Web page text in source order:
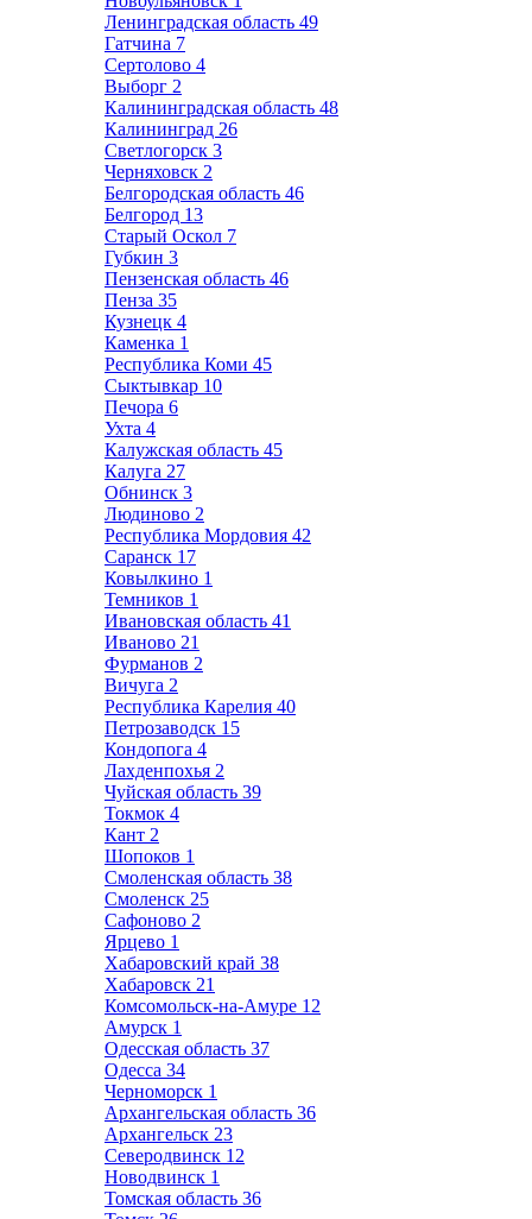
Ленинградская область 49
Гатчина 7
Сертолово 4
Выборг 2
Калининградская область 48
Калининград 26
Светлогорск 3
Черняховск 2
Белгородская область 46
Белгород 13
Старый Оскол 7
Губкин 3
Пензенская область 46
Пенза 35
Кузнецк 4
Каменка 1
Республика Коми 45
Сыктывкар 10
Печора 6
Ухта 4
Калужская область 45
Калуга 27
Обнинск 3
Людиново 2
Республика Мордовия 42
Саранск 17
Ковылкино 1
Темников 1
Ивановская область 41
Иваново 21
Фурманов 2
Вичуга 2
Республика Карелия 40
Петрозаводск 15
Кондопога 4
Лахденпохья 2
Чуйская область 39
Токмок 4
Кант 2
Шопоков 1
Смоленская область 38
Смоленск 25
Сафоново 2
Ярцево 1
Хабаровский край 38
Хабаровск 21
Комсомольск-на-Амуре 12
Амурск 1
Одесская область 37
Одесса 34
Черноморск 1
Архангельская область 36
Архангельск 23
Северодвинск 12
Новодвинск 1
Томская область 36